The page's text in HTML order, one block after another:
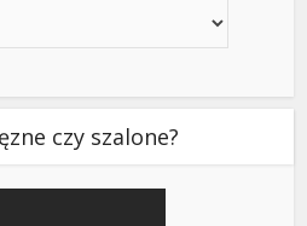
czy szalone?